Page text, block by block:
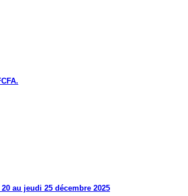
au jeudi 25 décembre 2025